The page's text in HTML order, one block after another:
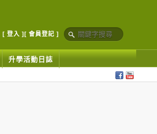
[ 登入 ] [ 會員登記 ]
升學活動日誌